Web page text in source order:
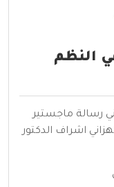
النظم
رسالة ماجستير
اشراف الدكتور